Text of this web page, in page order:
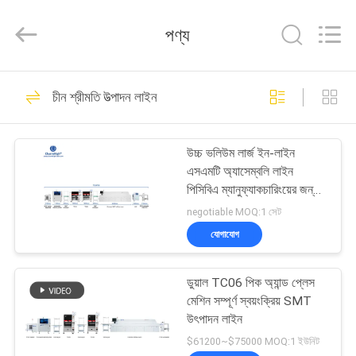
পণ্য
ভিডিও
সম্পর্কে
কারখানা
ভ্রমণ
TECHNOLOGY
LIMITED.
Reserved.
এসএমটি পিক এবং প্লেস
মেশিন
74
শ্রীমতি উত্পাদন লাইন
37
পণ্য
চীন শ্রীমতি উত্পাদন লাইন
উচ্চ ভলিউম লার্জ ইন-লাইন
এসএমটি অ্যাসেম্বলি লাইন
পিসিবিএ ম্যানুফ্যাকচারিংয়ের জন্য
এসএমটি সলিউশন
negotiable MOQ:1 সেট
যোগাযোগ
ডুয়াল TC06 পিক অ্যান্ড প্লেস
মেশিন সম্পূর্ণ স্বয়ংক্রিয় SMT
উৎপাদন লাইন
$61200~$75000 MOQ:1 ইউনিট